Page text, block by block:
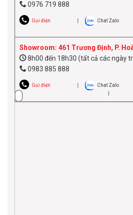
0976 719 888
Gọi điện Chat Zalo
Showroom: 461 Trương Định, P.
8h00 đến 18h30 (tất cả các ngày
0983 885 888
Gọi điện Chat Zalo